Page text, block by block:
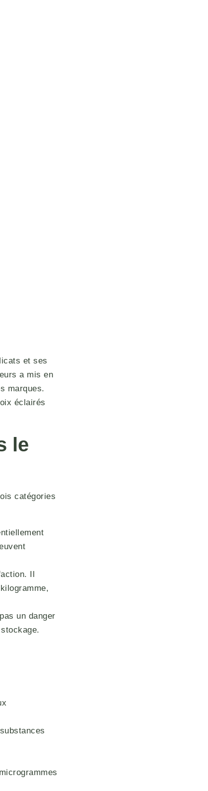
et ses
a mis en
marques.
éclairés
le
catégories
Il
un danger